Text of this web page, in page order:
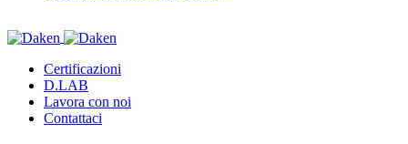
Certificazioni
D.LAB
Lavora con noi
Contattaci